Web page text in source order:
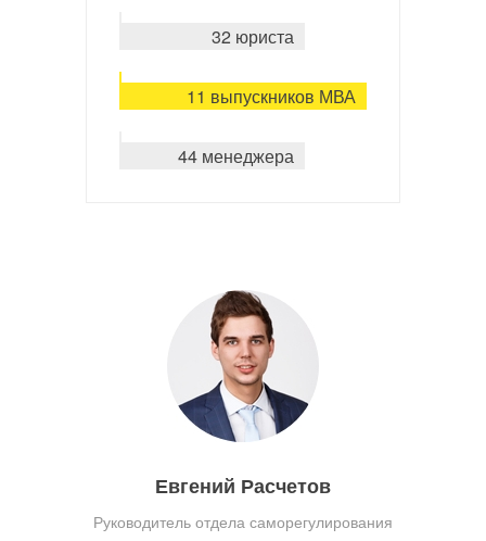
32 юриста
11 выпускников МВА
44 менеджера
Евгений Расчетов
Руководитель отдела саморегулирования